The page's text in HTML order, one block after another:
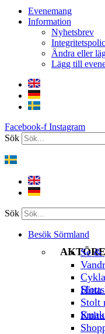
Evenemang
Information
Nyhetsbrev
Ändra eller
Lägg till
Facebook-f Instagram
Sök
Sök
Besök Sörmland
Se &
Hitta
Stolt